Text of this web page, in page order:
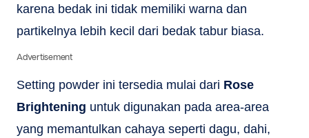
karena bedak ini tidak memiliki warna dan
partikelnya lebih kecil dari bedak tabur biasa.
Advertisement
Setting powder ini tersedia mulai dari Rose
Brightening untuk digunakan pada area-area
yang memantulkan cahaya seperti dagu, dahi,